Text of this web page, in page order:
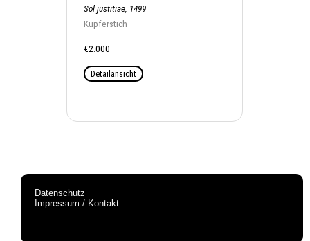
Sol justitiae, 1499
Kupferstich
€2.000
Detailansicht
Datenschutz
Impressum / Kontakt